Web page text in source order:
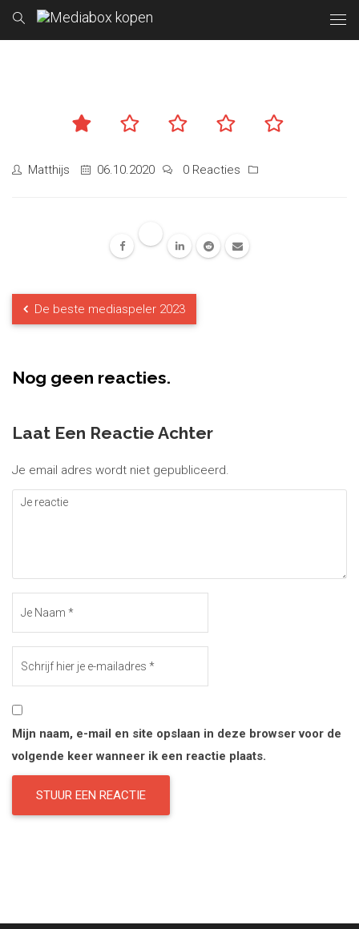
Matthijs 06.10.2020 0 Reacties
De beste mediaspeler 2023
Nog geen reacties.
Laat Een Reactie Achter
Je email adres wordt niet gepubliceerd.
Mijn naam, e-mail en site opslaan in deze browser voor de
volgende keer wanneer ik een reactie plaats.